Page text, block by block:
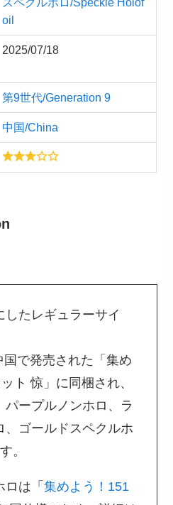
oil
2025/07/18
第9世代/Generation 9
中国/China
したレギュラーサイ
で発売された「集め
ト 惊」に同梱され、
パープルノンホロ、ラ
、ゴールドスペクルホ
。
ロは「集めよう！151